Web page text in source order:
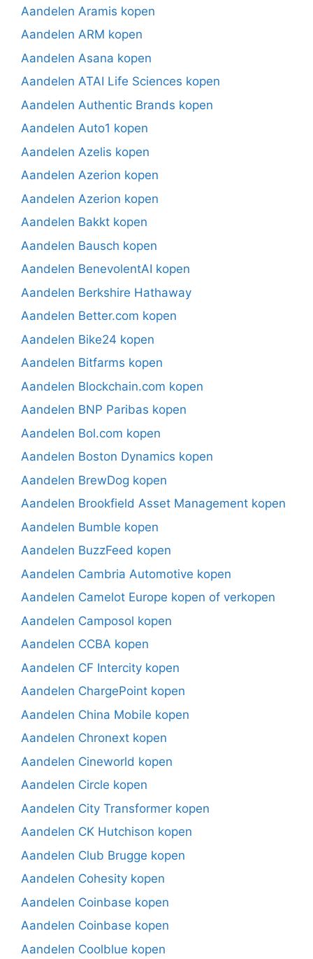
Aandelen Aramis kopen
Aandelen ARM kopen
Aandelen Asana kopen
Aandelen ATAI Life Sciences kopen
Aandelen Authentic Brands kopen
Aandelen Auto1 kopen
Aandelen Azelis kopen
Aandelen Azerion kopen
Aandelen Azerion kopen
Aandelen Bakkt kopen
Aandelen Bausch kopen
Aandelen BenevolentAI kopen
Aandelen Berkshire Hathaway
Aandelen Better.com kopen
Aandelen Bike24 kopen
Aandelen Bitfarms kopen
Aandelen Blockchain.com kopen
Aandelen BNP Paribas kopen
Aandelen Bol.com kopen
Aandelen Boston Dynamics kopen
Aandelen BrewDog kopen
Aandelen Brookfield Asset Management kopen
Aandelen Bumble kopen
Aandelen BuzzFeed kopen
Aandelen Cambria Automotive kopen
Aandelen Camelot Europe kopen of verkopen
Aandelen Camposol kopen
Aandelen CCBA kopen
Aandelen CF Intercity kopen
Aandelen ChargePoint kopen
Aandelen China Mobile kopen
Aandelen Chronext kopen
Aandelen Cineworld kopen
Aandelen Circle kopen
Aandelen City Transformer kopen
Aandelen CK Hutchison kopen
Aandelen Club Brugge kopen
Aandelen Cohesity kopen
Aandelen Coinbase kopen
Aandelen Coinbase kopen
Aandelen Coolblue kopen